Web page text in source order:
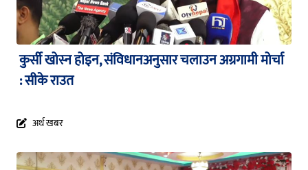
कुर्सी खोस्न होइन, संविधानअनुसार चलाउन अग्रगामी मोर्चा
: सीके राउत
अर्थ खबर